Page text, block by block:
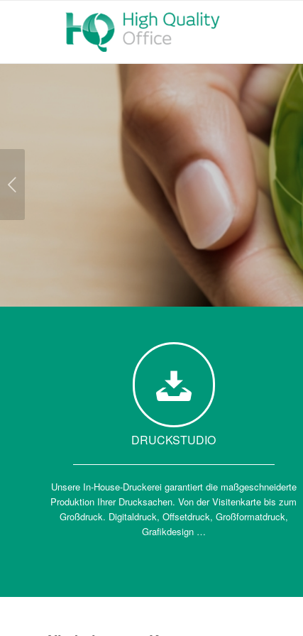
DRUCKSTUDIO
Unsere In-House-Druckerei garantiert die maßgeschneiderte
Produktion Ihrer Drucksachen. Von der Visitenkarte bis zum
Großdruck. Digitaldruck, Offsetdruck, Großformatdruck,
Grafikdesign …